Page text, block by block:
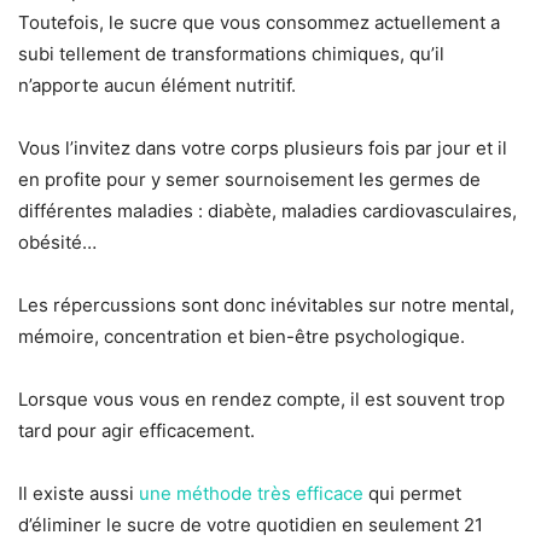
Toutefois, le sucre que vous consommez actuellement a
subi tellement de transformations chimiques, qu’il
n’apporte aucun élément nutritif.
Vous l’invitez dans votre corps plusieurs fois par jour et il
en profite pour y semer sournoisement les germes de
différentes maladies : diabète, maladies cardiovasculaires,
obésité…
Les répercussions sont donc inévitables sur notre mental,
mémoire, concentration et bien-être psychologique.
Lorsque vous vous en rendez compte, il est souvent trop
tard pour agir efficacement.
Il existe aussi une méthode très efficace qui permet
d’éliminer le sucre de votre quotidien en seulement 21